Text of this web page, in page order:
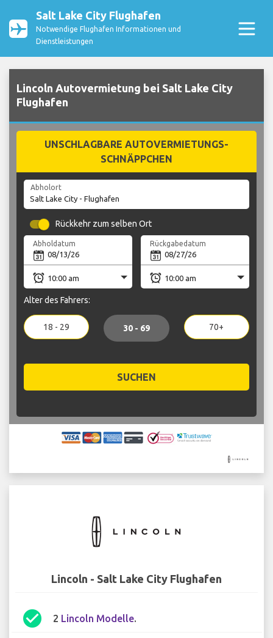
Salt Lake City Flughafen
Notwendige Flughafen Informationen und
Dienstleistungen
Lincoln Autovermietung bei Salt Lake City
Flughafen
UNSCHLAGBARE AUTOVERMIETUNGS-
SCHNÄPPCHEN
Abholort
Rückkehr zum selben Ort
Abholdatum Rückgabedatum
Alter des Fahrers:
18 - 29 30 - 69 70+
SUCHEN
Lincoln - Salt Lake City Flughafen
check_circle 2 Lincoln Modelle.